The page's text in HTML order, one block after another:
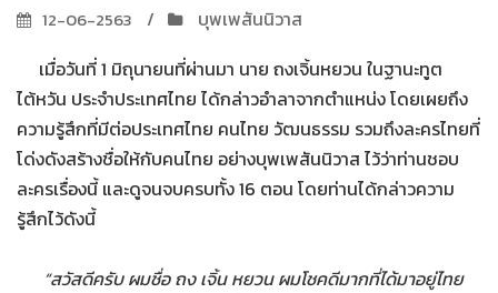
12-06-2563
บุพเพสันนิวาส
เมื่อวันที่ 1 มิถุนายนที่ผ่านมา นาย ถงเจิ้นหยวน ในฐานะทูต
ไต้หวัน ประจำประเทศไทย ได้กล่าวอำลาจากตำแหน่ง โดยเผยถึง
ความรู้สึกที่มีต่อประเทศไทย คนไทย วัฒนธรรม รวมถึงละครไทยที่
โด่งดังสร้างชื่อให้กับคนไทย อย่างบุพเพสันนิวาส ไว้ว่าท่านชอบ
ละครเรื่องนี้ และดูจนจบครบทั้ง 16 ตอน โดยท่านได้กล่าวความ
รู้สึกไว้ดังนี้
“สวัสดีครับ ผมชื่อ ถง เจิ้น หยวน ผมโชคดีมากที่ได้มาอยู่ไทย